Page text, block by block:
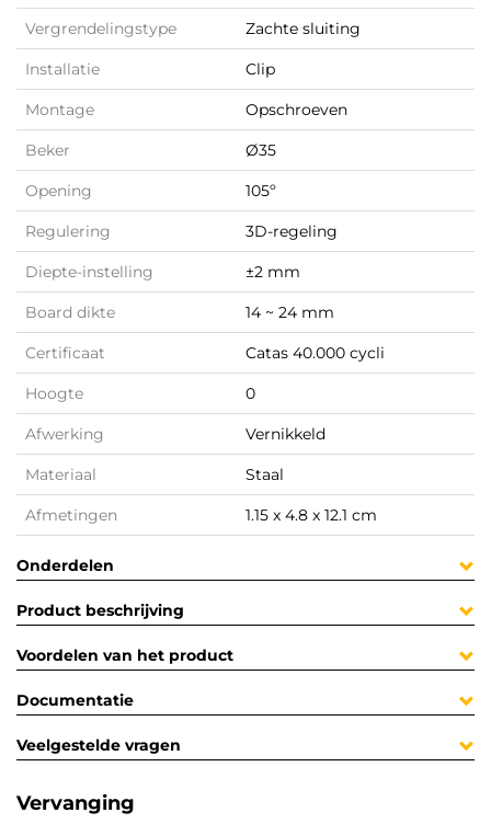
Vergrendelingstype Zachte sluiting
Installatie Clip
Montage Opschroeven
Beker Ø35
Opening 105º
Regulering 3D-regeling
Diepte-instelling ±2 mm
Board dikte 14 ~ 24 mm
Certificaat Catas 40.000 cycli
Hoogte 0
Afwerking Vernikkeld
Materiaal Staal
Afmetingen 1.15 x 4.8 x 12.1 cm
Onderdelen
Product beschrijving
Voordelen van het product
Documentatie
Veelgestelde vragen
Vervanging